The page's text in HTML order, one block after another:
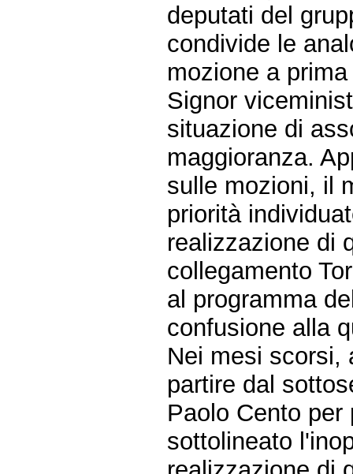
deputati del
condivide le
mozione a
Signor
situazione di
maggioranza.
sulle mozioni, il
priorità
realizzazione di
collegamento
al programma
confusione alla
Nei mesi scorsi,
partire dal
Paolo Cento
sottolineato